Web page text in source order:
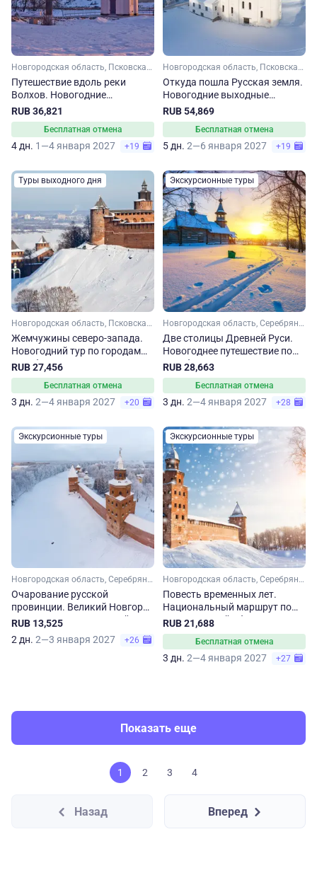
Новгородская область, Псковская область, Серебряное кольцо
Путешествие вдоль реки
Волхов. Новогодние
праздники в Великом
Новгороде и Пскове
RUB 36,821
Бесплатная отмена
4 дн. 1—4 января 2027 +19
Новгородская область, Псковская область, Серебряное кольцо, Ленинградская область
Откуда пошла Русская земля.
Новогодние выходные
Великом Новгороде и Пскове
RUB 54,869
Бесплатная отмена
5 дн. 2—6 января 2027 +19
Туры выходного дня
Новгородская область, Псковская область, Серебряное кольцо
Жемчужины северо-запада.
Новогодний тур по городам
Серебряного кольца
RUB 27,456
Бесплатная отмена
3 дн. 2—4 января 2027 +20
Экскурсионные туры
Новгородская область, Серебряное кольцо, Ленинградская область
Две столицы Древней Руси.
Новогоднее путешествие по
Серебряному кольцу
RUB 28,663
Бесплатная отмена
3 дн. 2—4 января 2027 +28
Экскурсионные туры
Новгородская область, Серебряное кольцо
Очарование русской
провинции. Великий Новгород
и Старая Русса на Новый год
RUB 13,525
2 дн. 2—3 января 2027 +26
Экскурсионные туры
Новгородская область, Серебряное кольцо
Повесть временных лет.
Национальный маршрут по
Новгородской области.
Новогодние праздники
RUB 21,688
Бесплатная отмена
3 дн. 2—4 января 2027 +27
Показать еще
1 2 3 4
Назад Вперед